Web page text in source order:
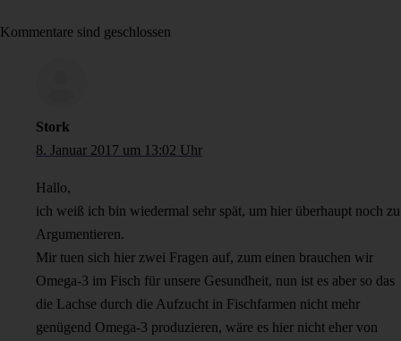
Kommentare sind geschlossen
Stork
8. Januar 2017 um 13:02 Uhr
Hallo,
ich weiß ich bin wiedermal sehr spät, um hier überhaupt noch zu
Argumentieren.
Mir tuen sich hier zwei Fragen auf, zum einen brauchen wir
Omega-3 im Fisch für unsere Gesundheit, nun ist es aber so das
die Lachse durch die Aufzucht in Fischfarmen nicht mehr
genügend Omega-3 produzieren, wäre es hier nicht eher von